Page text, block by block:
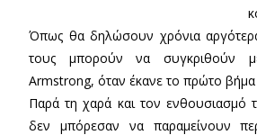
Όπως θα δηλώσουν χρόνια
τους μπορούν να συγκριθούν
Armstrong, όταν έκανε το πρώτο
Παρά τη χαρά και τον ενθουσιασμό
δεν μπόρεσαν να παραμείνουν